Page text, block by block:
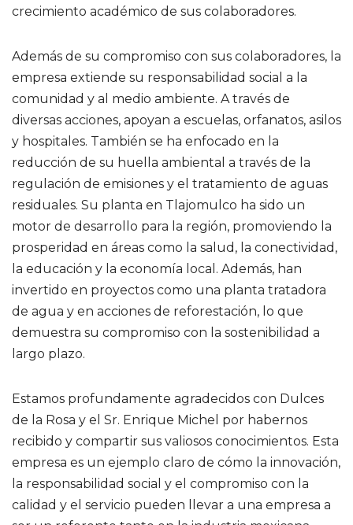
crecimiento académico de sus colaboradores.
Además de su compromiso con sus colaboradores, la
empresa extiende su responsabilidad social a la
comunidad y al medio ambiente. A través de
diversas acciones, apoyan a escuelas, orfanatos, asilos
y hospitales. También se ha enfocado en la
reducción de su huella ambiental a través de la
regulación de emisiones y el tratamiento de aguas
residuales. Su planta en Tlajomulco ha sido un
motor de desarrollo para la región, promoviendo la
prosperidad en áreas como la salud, la conectividad,
la educación y la economía local. Además, han
invertido en proyectos como una planta tratadora
de agua y en acciones de reforestación, lo que
demuestra su compromiso con la sostenibilidad a
largo plazo.
Estamos profundamente agradecidos con Dulces
de la Rosa y el Sr. Enrique Michel por habernos
recibido y compartir sus valiosos conocimientos. Esta
empresa es un ejemplo claro de cómo la innovación,
la responsabilidad social y el compromiso con la
calidad y el servicio pueden llevar a una empresa a